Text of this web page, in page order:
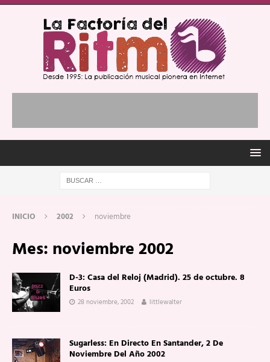
INICIO 2002 noviembre
Mes: noviembre 2002
D-3: Casa del Reloj (Madrid). 25 de octubre. 8
Euros
28 noviembre, 2002 littlewalter
Sugarless: En Directo En Santander, 2 De
Noviembre Del Año 2002